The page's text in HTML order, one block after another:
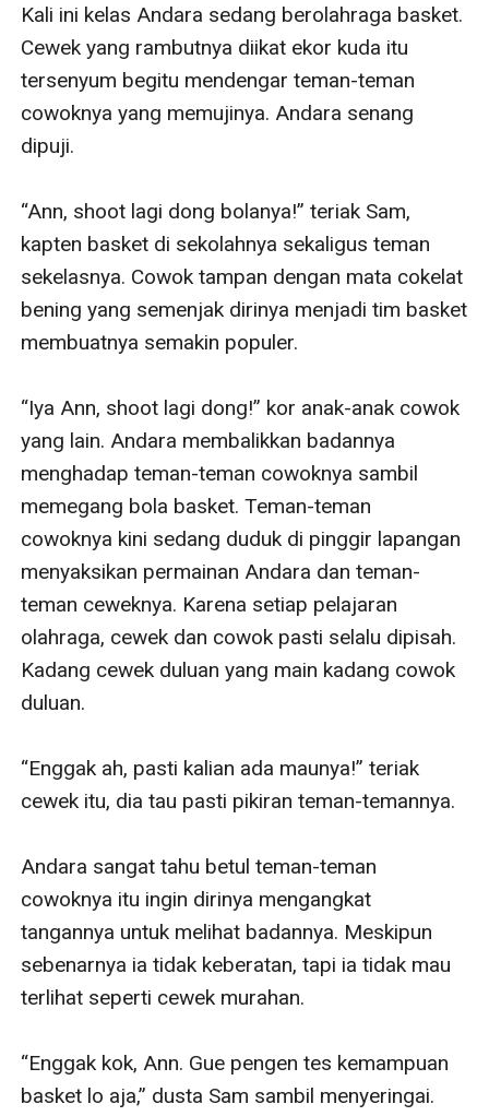
Kali ini kelas Andara sedang berolahraga basket.
Cewek yang rambutnya diikat ekor kuda itu
tersenyum begitu mendengar teman-teman
cowoknya yang memujinya. Andara senang
dipuji.
“Ann, shoot lagi dong bolanya!” teriak Sam,
kapten basket di sekolahnya sekaligus teman
sekelasnya. Cowok tampan dengan mata cokelat
bening yang semenjak dirinya menjadi tim basket
membuatnya semakin populer.
“Iya Ann, shoot lagi dong!” kor anak-anak cowok
yang lain. Andara membalikkan badannya
menghadap teman-teman cowoknya sambil
memegang bola basket. Teman-teman
cowoknya kini sedang duduk di pinggir lapangan
menyaksikan permainan Andara dan teman-
teman ceweknya. Karena setiap pelajaran
olahraga, cewek dan cowok pasti selalu dipisah.
Kadang cewek duluan yang main kadang cowok
duluan.
“Enggak ah, pasti kalian ada maunya!” teriak
cewek itu, dia tau pasti pikiran teman-temannya.
Andara sangat tahu betul teman-teman
cowoknya itu ingin dirinya mengangkat
tangannya untuk melihat badannya. Meskipun
sebenarnya ia tidak keberatan, tapi ia tidak mau
terlihat seperti cewek murahan.
“Enggak kok, Ann. Gue pengen tes kemampuan
basket lo aja,” dusta Sam sambil menyeringai.